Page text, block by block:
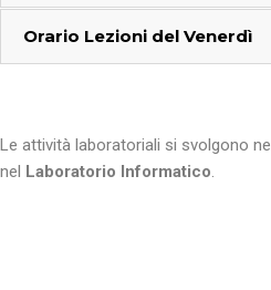
Orario Lezioni del Venerdì
Le attività laboratoriali si svolgono nel
nel
Laboratorio Informatico.